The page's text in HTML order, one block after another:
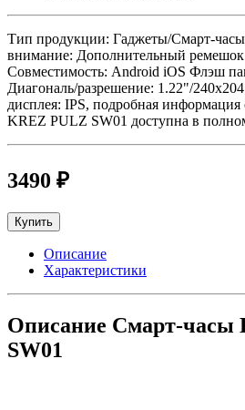
Тип продукции: Гаджеты/Смарт-
внимание: Дополнительный ремешок
Совместимость: Android iOS Флэш
Диагональ/разрешение: 1.22"/
дисплея: IPS, подробная
KREZ PULZ SW01 доступна в
3490 ₽
Купить
Описание
Характеристики
Описание Смарт-часы
SW01